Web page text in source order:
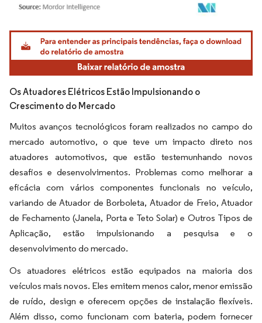
Imagem © Mordor Intelligence. O reuso requer atribuição conforme CC BY 4.0.
Os Atuadores Elétricos Estão Impulsionando o
Crescimento do Mercado
Muitos avanços tecnológicos foram realizados no campo do
mercado automotivo, o que teve um impacto direto nos
atuadores automotivos, que estão testemunhando novos
desafios e desenvolvimentos. Problemas como melhorar a
eficácia com vários componentes funcionais no veículo,
variando de Atuador de Borboleta, Atuador de Freio, Atuador
de Fechamento (Janela, Porta e Teto Solar) e Outros Tipos de
Aplicação, estão impulsionando a pesquisa e o
desenvolvimento do mercado.
Os atuadores elétricos estão equipados na maioria dos
veículos mais novos. Eles emitem menos calor, menor emissão
de ruído, design e oferecem opções de instalação flexíveis.
Além disso, como funcionam com bateria, podem fornecer